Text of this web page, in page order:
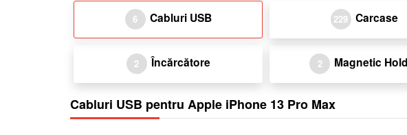
6 Cabluri USB 229 Carcase
2 Încărcătore 2 Magnetic
Cabluri USB pentru Apple iPhone 13 Pro Max